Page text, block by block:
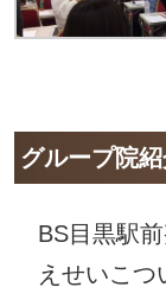
グループ院
BS目黒駅
えせいこつ